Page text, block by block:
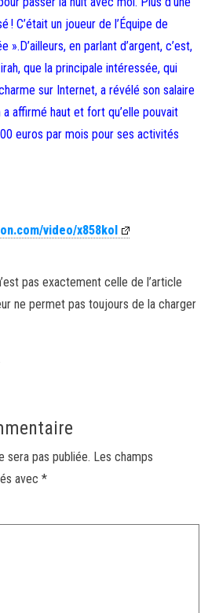
! C’était un joueur de l’Équipe de
».D’ailleurs, en parlant d’argent, c’est,
que la principale intéressée, qui
sur Internet, a révélé son salaire
a affirmé haut et fort qu’elle pouvait
euros par mois pour ses activités
video/x858kol
pas exactement celle de l’article
ne permet pas toujours de la charger
sera pas publiée. Les champs
avec *